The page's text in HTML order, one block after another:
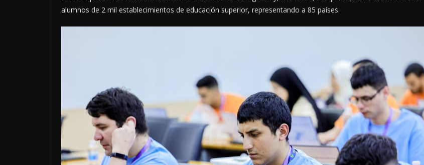
alumnos de 2 mil establecimientos de educación superior, representando a 85 países.